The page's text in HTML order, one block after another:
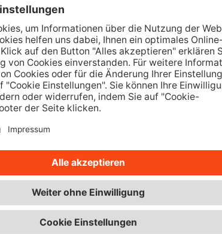
Wohnwelt
350.000 Immobilienangebote
sowie interessante Ratgeber und
Zur Wüstenrot Wohnwelt